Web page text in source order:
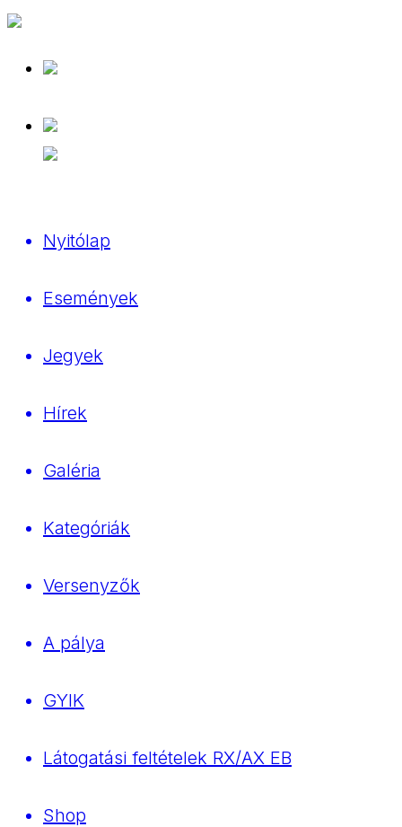
Nyitólap
Események
Jegyek
Hírek
Galéria
Kategóriák
Versenyzők
A pálya
GYIK
Látogatási feltételek RX/AX EB
Shop